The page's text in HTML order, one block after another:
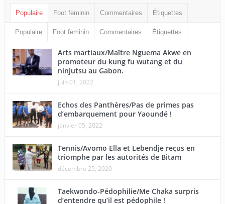
Populaire Foot feminin Commentaires Étiquettes
Populaire Foot feminin Commentaires Étiquettes
Arts martiaux/Maître Nguema Akwe en
promoteur du kung fu wutang et du
ninjutsu au Gabon.
juin 01, 2022
Echos des Panthères/Pas de primes pas
d’embarquement pour Yaoundé !
janvier 05, 2022
Tennis/Avomo Ella et Lebendje reçus en
triomphe par les autorités de Bitam
décembre 25, 2020
Taekwondo-Pédophilie/Me Chaka surpris
d’entendre qu’il est pédophile !